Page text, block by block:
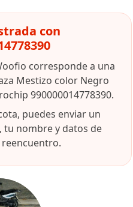
con
corresponde a una
Mestizo color Negro
990000014778390.
puedes enviar un
tu nombre y datos de